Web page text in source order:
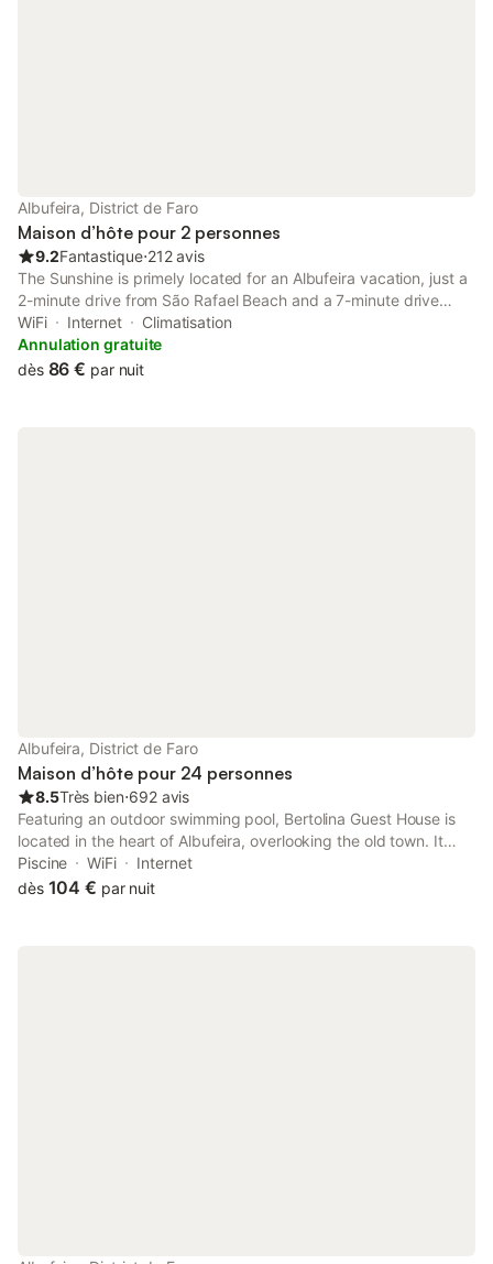
Albufeira, District de Faro
Maison d’hôte pour 2 personnes
9.2Fantastique⋅212 avis
The Sunshine is primely located for an Albufeira vacation, just a
2-minute drive from São Rafael Beach and a 7-minute drive
from Galé Beach. The property includes a green garden and an
outdoor swimming pool.
WiFi Internet
Climatisation
Annulation gratuite
dès 86 € par nuit
Albufeira, District de Faro
Maison d’hôte pour 24 personnes
8.5Très bien⋅692 avis
Featuring an outdoor swimming pool, Bertolina Guest House is
located in the heart of Albufeira, overlooking the old town. It
offers free WiFi access in public areas.
Piscine WiFi
Internet
dès 104 € par nuit